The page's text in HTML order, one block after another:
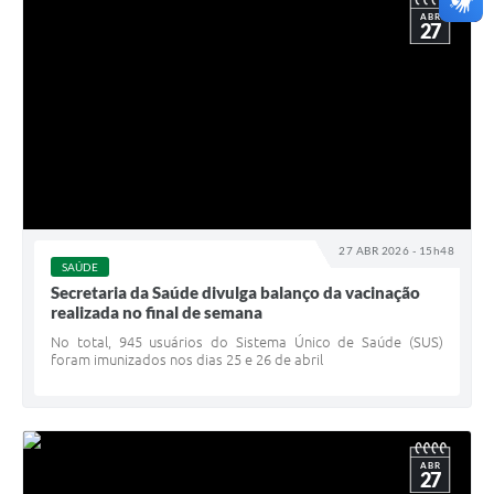
27 ABR 2026 - 15h48
ABR
27
SAÚDE
Secretaria da Saúde divulga balanço da vacinação
realizada no final de semana
No total, 945 usuários do Sistema Único de Saúde (SUS)
foram imunizados nos dias 25 e 26 de abril
ABR
27